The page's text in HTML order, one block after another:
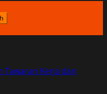
Tawaran Kerja dari